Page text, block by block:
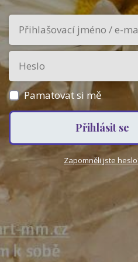
Pamatovat si mě
Přihlásit se
Zapomněli jste